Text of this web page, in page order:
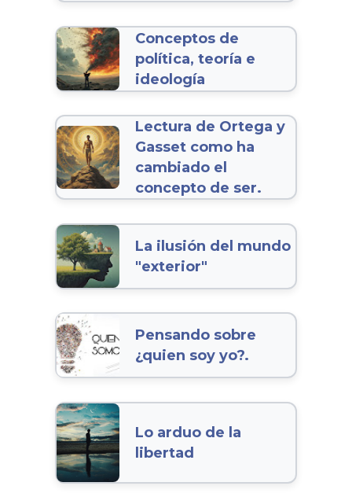
Conceptos de
política, teoría e
ideología
Lectura de Ortega y
Gasset como ha
cambiado el
concepto de ser.
La ilusión del mundo
"exterior"
Pensando sobre
¿quien soy yo?.
Lo arduo de la
libertad